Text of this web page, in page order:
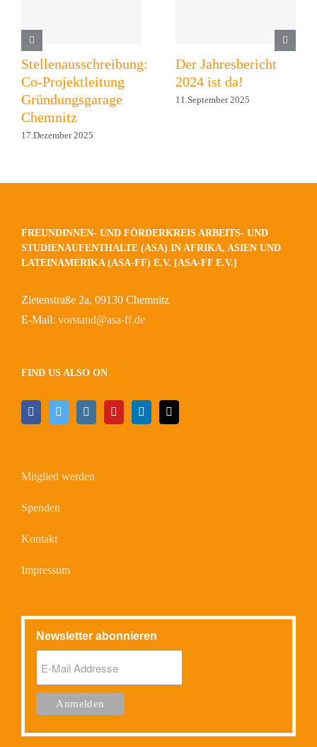
Stellenausschreibung:
Co-Projektleitung
Gründungsgarage
Chemnitz
17.Dezember 2025
Der Jahresbericht
2024 ist da!
11.September 2025
FREUNDINNEN- UND FÖRDERKREIS ARBEITS- UND
STUDIENAUFENTHALTE (ASA) IN AFRIKA, ASIEN UND
LATEINAMERIKA (ASA-FF) E.V. [ASA-FF E.V.]
Zietenstraße 2a, 09130 Chemnitz
E-Mail: vorstand@asa-ff.de
FIND US ALSO ON
Mitglied werden
Spenden
Kontakt
Impressum
Newsletter abonnieren